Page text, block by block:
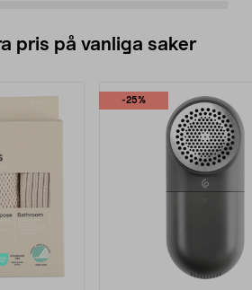
pris på vanliga saker
-25%